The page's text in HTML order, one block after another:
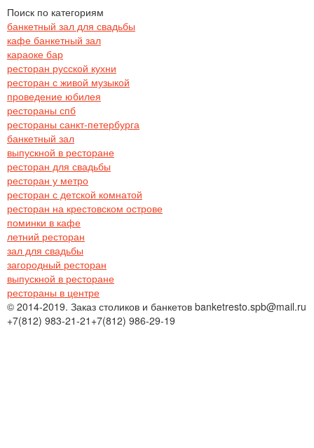
Поиск по категориям
банкетный зал для свадьбы
кафе банкетный зал
караоке бар
ресторан русской кухни
ресторан с живой музыкой
проведение юбилея
рестораны спб
рестораны санкт-петербурга
банкетный зал
выпускной в ресторане
ресторан для свадьбы
ресторан у метро
ресторан с детской комнатой
ресторан на крестовском острове
поминки в кафе
летний ресторан
зал для свадьбы
загородный ресторан
выпускной в ресторане
рестораны в центре
© 2014-2019. Заказ столиков и банкетов banketresto.spb@mail.ru
+7(812) 983-21-21 +7(812) 986-29-19